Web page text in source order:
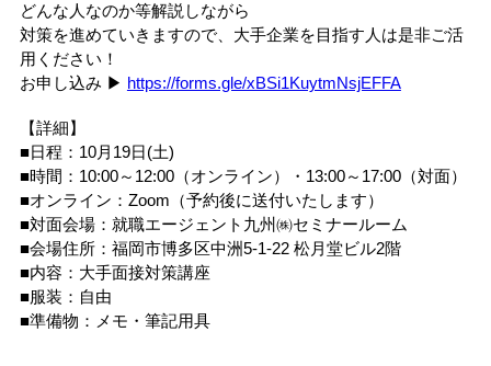
どんな人なのか等解説しながら
対策を進めていきますので、大手企業を目指す人は是非ご活
用ください！
お申し込み ▶ https://forms.gle/xBSi1KuytmNsjEFFA
【詳細】
■日程：10月19日(土)
■時間：10:00～12:00（オンライン）・13:00～17:00（対面）
■オンライン：Zoom（予約後に送付いたします）
■対面会場：就職エージェント九州㈱セミナールーム
■会場住所：福岡市博多区中洲5-1-22 松月堂ビル2階
■内容：大手面接対策講座
■服装：自由
■準備物：メモ・筆記用具